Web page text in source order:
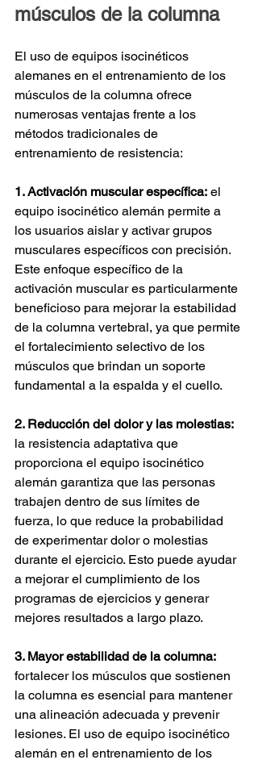
músculos de la columna
El uso de equipos isocinéticos
alemanes en el entrenamiento de los
músculos de la columna ofrece
numerosas ventajas frente a los
métodos tradicionales de
entrenamiento de resistencia:
1. Activación muscular específica: el
equipo isocinético alemán permite a
los usuarios aislar y activar grupos
musculares específicos con precisión.
Este enfoque específico de la
activación muscular es particularmente
beneficioso para mejorar la estabilidad
de la columna vertebral, ya que permite
el fortalecimiento selectivo de los
músculos que brindan un soporte
fundamental a la espalda y el cuello.
2. Reducción del dolor y las molestias:
la resistencia adaptativa que
proporciona el equipo isocinético
alemán garantiza que las personas
trabajen dentro de sus límites de
fuerza, lo que reduce la probabilidad
de experimentar dolor o molestias
durante el ejercicio. Esto puede ayudar
a mejorar el cumplimiento de los
programas de ejercicios y generar
mejores resultados a largo plazo.
3. Mayor estabilidad de la columna:
fortalecer los músculos que sostienen
la columna es esencial para mantener
una alineación adecuada y prevenir
lesiones. El uso de equipo isocinético
alemán en el entrenamiento de los